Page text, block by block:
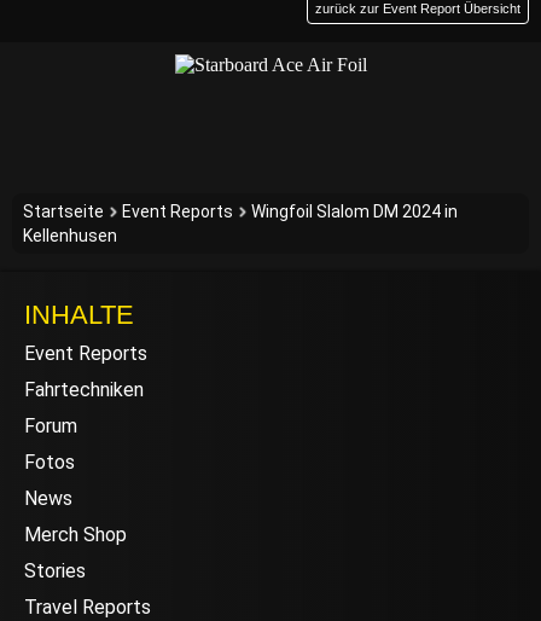
zurück zur Event Report Übersicht
Startseite Event Reports
Wingfoil Slalom DM 2024 in
Kellenhusen
INHALTE
Event Reports
Fahrtechniken
Forum
Fotos
News
Merch Shop
Stories
Travel Reports